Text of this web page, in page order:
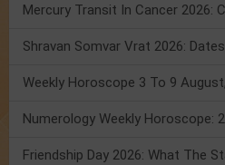
Numerology Weekly Horoscope: